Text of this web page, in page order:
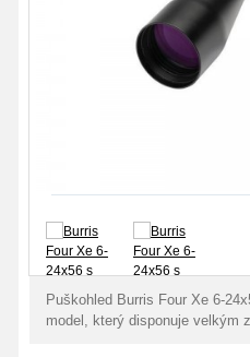
Doprava zdarma
Puškohled Burris Four Xe 6-
model, který disponuje velkým